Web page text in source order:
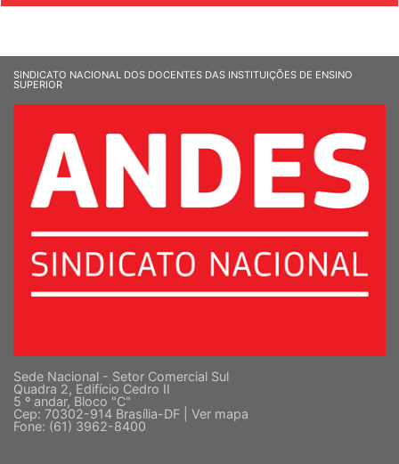
SINDICATO NACIONAL DOS DOCENTES DAS INSTITUIÇÕES DE ENSINO
SUPERIOR
Sede Nacional - Setor Comercial Sul
Quadra 2, Edifício Cedro II
5 º andar, Bloco "C"
Cep: 70302-914 Brasília-DF | Ver mapa
Fone: (61) 3962-8400